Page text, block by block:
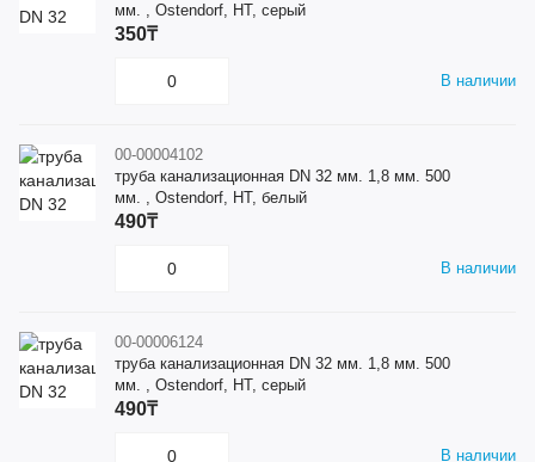
мм. , Ostendorf, HT, серый
В наличии
350₸
00-00004102
труба канализационная DN 32 мм. 1,8 мм. 500
мм. , Ostendorf, HT, белый
В наличии
490₸
00-00006124
труба канализационная DN 32 мм. 1,8 мм. 500
мм. , Ostendorf, HT, серый
В наличии
490₸